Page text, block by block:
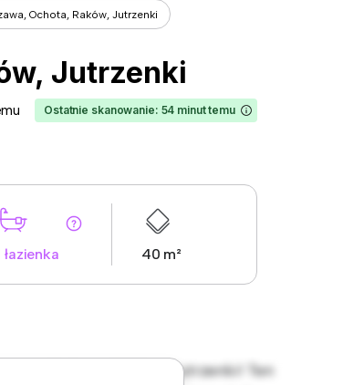
Ochota, Raków, Jutrzenki
Jutrzenki
Ostatnie skanowanie: 54 minut temu
łazienka 40 m²
Ochota, Raków, Jutrzenki! Ten